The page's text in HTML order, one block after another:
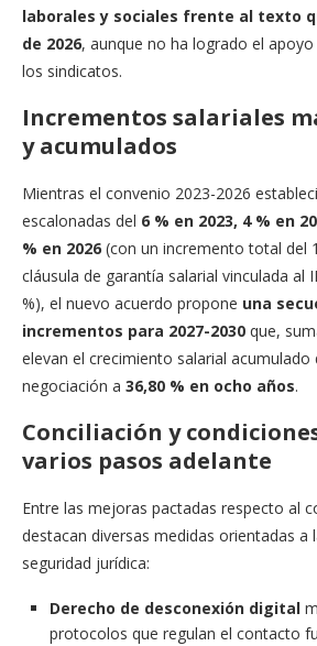
laborales y sociales frente al texto
de 2026, aunque no ha logrado el
los sindicatos.
Incrementos salariales
y acumulados
Mientras el convenio 2023-2026
escalonadas del 6 % en 2023, 4 % en
% en 2026 (con un incremento total del
cláusula de garantía salarial vinculada al
%), el nuevo acuerdo propone una
incrementos para 2027-2030 que,
elevan el crecimiento salarial
negociación a 36,80 % en ocho años.
Conciliación y
varios pasos adelante
Entre las mejoras pactadas respecto al
destacan diversas medidas orientadas a
seguridad jurídica:
Derecho de desconexión digital
protocolos que regulan el contacto